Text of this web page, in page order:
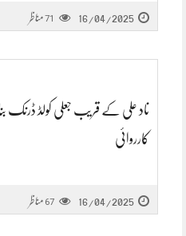
16/04/2025
71مناظر
ناد علی کے قریب جعلی کولڈ ڈرنک
کارروائی
16/04/2025
67 مناظر